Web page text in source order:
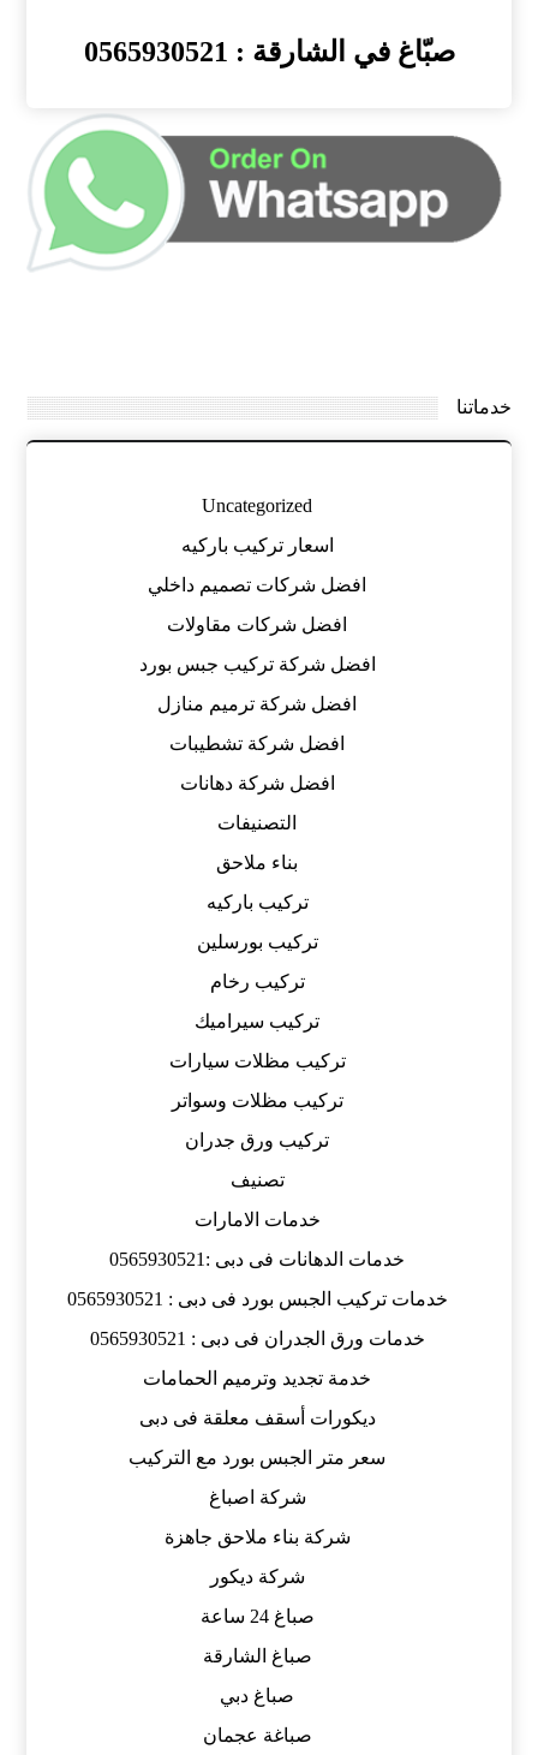
صبّاغ في الشارقة : 0565930521
خدماتنا
Uncategorized
اسعار تركيب باركيه
افضل شركات تصميم داخلي
افضل شركات مقاولات
افضل شركة تركيب جبس بورد
افضل شركة ترميم منازل
افضل شركة تشطيبات
افضل شركة دهانات
التصنيفات
بناء ملاحق
تركيب باركيه
تركيب بورسلين
تركيب رخام
تركيب سيراميك
تركيب مظلات سيارات
تركيب مظلات وسواتر
تركيب ورق جدران
تصنيف
خدمات الامارات
خدمات الدهانات فى دبى :0565930521
خدمات تركيب الجبس بورد فى دبى : 0565930521
خدمات ورق الجدران فى دبى : 0565930521
خدمة تجديد وترميم الحمامات
ديكورات أسقف معلقة فى دبى
سعر متر الجبس بورد مع التركيب
شركة اصباغ
شركة بناء ملاحق جاهزة
شركة ديكور
صباغ 24 ساعة
صباغ الشارقة
صباغ دبي
صباغة عجمان